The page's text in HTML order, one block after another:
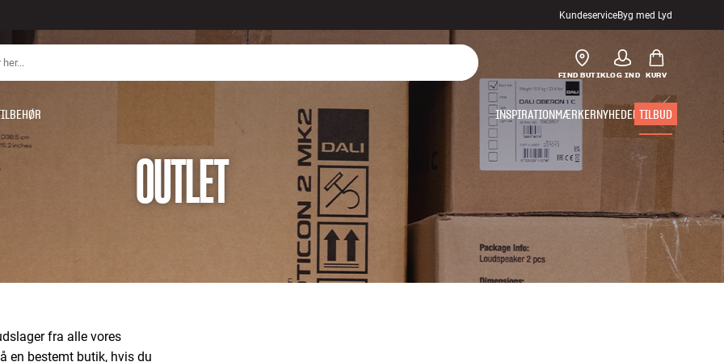
KundeserviceByg med Lyd
FIND BUTIKLOG IND KURV
INSPIRATIONMÆRKERNYHEDER TILBUD
OUTLET
fra alle vores
en bestemt butik, hvis du